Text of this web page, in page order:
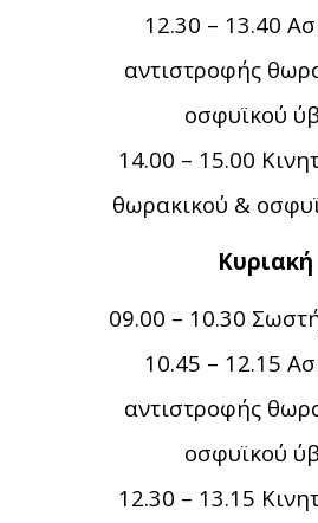
12.30 – 13.40
αντιστροφής
οσφυϊκού
14.00 – 15.00
θωρακικού &
Κυριακή
09.00 – 10.30
10.45 – 12.15
αντιστροφής
οσφυϊκού
12.30 – 13.15